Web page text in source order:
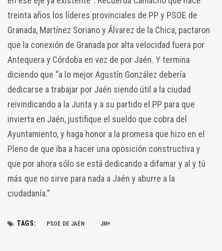
treinta años los líderes provinciales de PP y PSOE de
Granada, Martínez Soriano y Álvarez de la Chica, pactaron
que la conexión de Granada por alta velocidad fuera por
Antequera y Córdoba en vez de por Jaén. Y termina
diciendo que “a lo mejor Agustín González debería
dedicarse a trabajar por Jaén siendo útil a la ciudad
reivindicando a la Junta y a su partido el PP para que
invierta en Jaén, justifique el sueldo que cobra del
Ayuntamiento, y haga honor a la promesa que hizo en el
Pleno de que iba a hacer una oposición constructiva y
que por ahora sólo se está dedicando a difamar y al y tú
más que no sirve para nada a Jaén y aburre a la
ciudadanía.”
TAGS: PSOE DE JAÉN JM+